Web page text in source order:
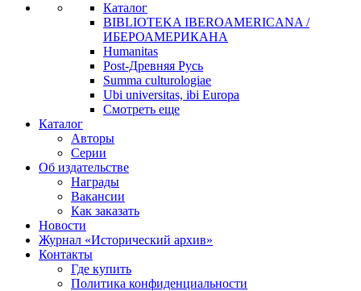
Каталог
BIBLIOTEKA IBEROAMERICANA /
ИБЕРОАМЕРИКАНА
Humanitas
Post-Древняя Русь
Summa culturologiae
Ubi universitas, ibi Europa
Смотреть еще
Каталог
Авторы
Серии
Об издательстве
Награды
Вакансии
Как заказать
Новости
Журнал «Исторический архив»‎
Контакты
Где купить
Политика конфиденциальности